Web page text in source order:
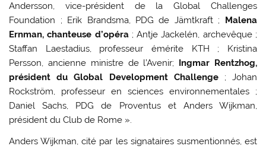
Andersson, vice-président de la Global Challenges
Foundation ; Erik Brandsma, PDG de Jämtkraft ; Malena
Ernman, chanteuse d’opéra; Antje Jackelén, archevêque ;
Staffan Laestadius, professeur émérite KTH ; Kristina
Persson, ancienne ministre de l’Avenir; Ingmar Rentzhog,
président du Global Development Challenge; Johan
Rockström, professeur en sciences environnementales ;
Daniel Sachs, PDG de Proventus et Anders Wijkman,
président du Club de Rome ».
Anders Wijkman, cité par les signataires susmentionnés, est